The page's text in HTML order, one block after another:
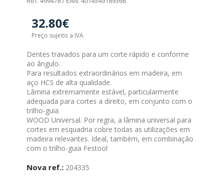
32.80€
Preço sujeito a IVA
Dentes travados para um corte rápido e conforme
ao ângulo.
Para resultados extraordinários em madeira, em
aço HCS de alta qualidade.
Lâmina extremamente estável, particularmente
adequada para cortes a direito, em conjunto com o
trilho-guia
WOOD Universal. Por regra, a lâmina universal para
cortes em esquadria cobre todas as utilizações em
madeira relevantes. Ideal, também, em combinação
com o trilho-guia Festool
Nova ref.: 204335